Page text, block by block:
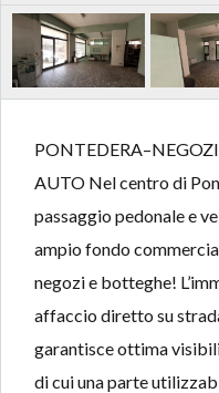
AUTO Nel centro di
passaggio pedonale e
ampio fondo
negozi e botteghe!
affaccio diretto su
garantisce ottima
di cui una parte